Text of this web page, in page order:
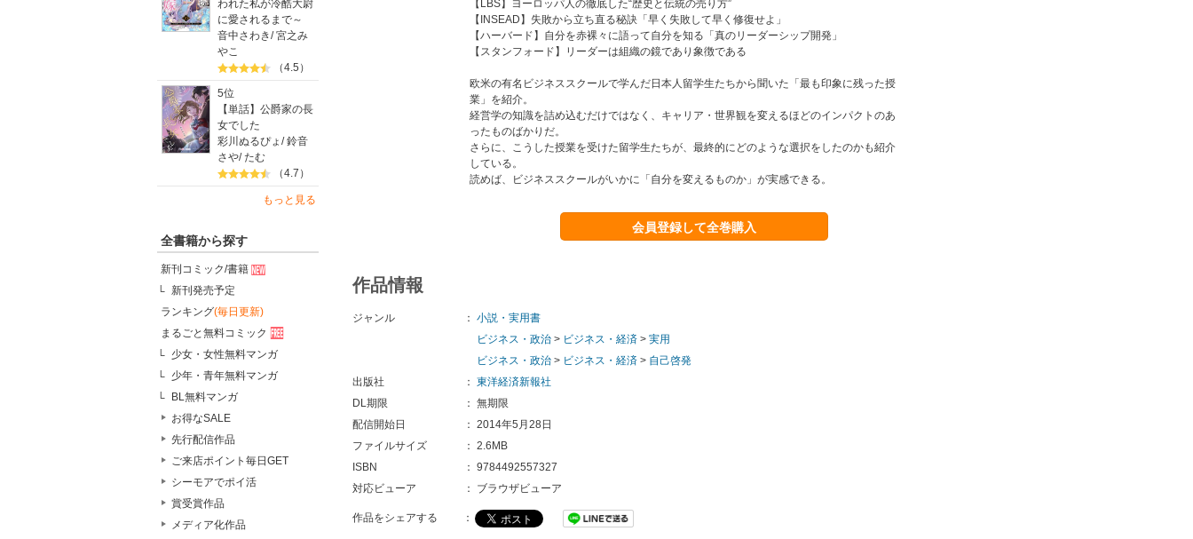
われた私が冷酷大尉
に愛されるまで～
音中さわき/宮之み
やこ
（4.5）
5位
【単話】公爵家の長
女でした
彩川ぬるぴょ /鈴音
さや/たむ
（4.7）
もっと見る
全書籍から探す
新刊コミック/書籍
新刊発売予定
ランキング(毎日更新)
まるごと無料コミック
少女・女性無料マンガ
少年・青年無料マンガ
BL無料マンガ
お得なSALE
先行配信作品
ご来店ポイント毎日GET
シーモアでポイ活
賞受賞作品
メディア化作品
【LBS】ヨーロッパ人の徹底した“歴史と伝統の売り方”
【INSEAD】失敗から立ち直る秘訣「早く失敗して早く修復せよ」
【ハーバード】自分を赤裸々に語って自分を知る「真のリーダーシップ開発」
【スタンフォード】リーダーは組織の鏡であり象徴である
欧米の有名ビジネススクールで学んだ日本人留学生たちから聞いた「最も印象に残った授
業」を紹介。
経営学の知識を詰め込むだけではなく、キャリア・世界観を変えるほどのインパクトのあ
ったものばかりだ。
さらに、こうした授業を受けた留学生たちが、最終的にどのような選択をしたのかも紹介
している。
読めば、ビジネススクールがいかに「自分を変えるものか」が実感できる。
会員登録して全巻購入
作品情報
ジャンル ： 小説・実用書
ビジネス・政治 > ビジネス・経済 > 実用
ビジネス・政治 > ビジネス・経済 > 自己啓発
出版社
： 東洋経済新報社
DL期限
： 無期限
配信開始日
： 2014年5月28日
ファイルサイズ
： 2.6MB
ISBN
： 9784492557327
対応ビューア
： ブラウザビューア
作品をシェアする ：